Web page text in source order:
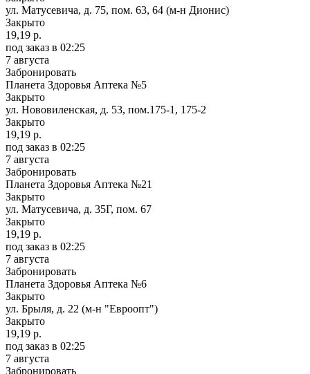
ул. Матусевича, д. 75, пом. 63, 64 (м-н Дионис)
Закрыто
19,19 р.
под заказ в 02:25
7 августа
Забронировать
Планета Здоровья Аптека №5
Закрыто
ул. Нововиленская, д. 53, пом.175-1, 175-2
Закрыто
19,19 р.
под заказ в 02:25
7 августа
Забронировать
Планета Здоровья Аптека №21
Закрыто
ул. Матусевича, д. 35Г, пом. 67
Закрыто
19,19 р.
под заказ в 02:25
7 августа
Забронировать
Планета Здоровья Аптека №6
Закрыто
ул. Брыля, д. 22 (м-н "Евроопт")
Закрыто
19,19 р.
под заказ в 02:25
7 августа
Забронировать